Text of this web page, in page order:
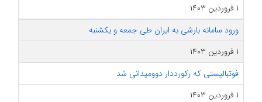
۱ فروردین ۱۴۰۳
ورود سامانه بارشی به ایران طی جمعه و یکشنبه
۱ فروردین ۱۴۰۳
فوتبالیستی که رکورددار دوومیدانی شد
۱ فروردین ۱۴۰۳